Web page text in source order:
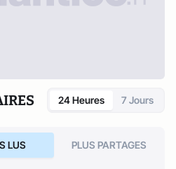
24 Heures 7 Jours
LUS PLUS PARTAGES